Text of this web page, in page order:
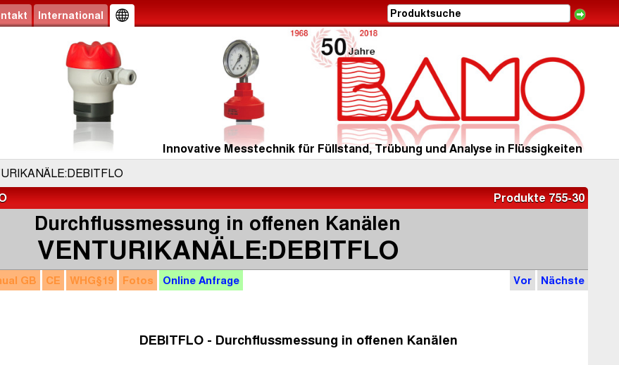
International
Innovative Messtechnik für Füllstand, Trübung und Analyse in Flüssigkeiten
Produkte 755-30
Durchflussmessung in offenen Kanälen
VENTURIKANÄLE:DEBITFLO
Vor Nächste
GB CE WHG§19 Fotos Online Anfrage
DEBITFLO - Durchflussmessung in offenen Kanälen